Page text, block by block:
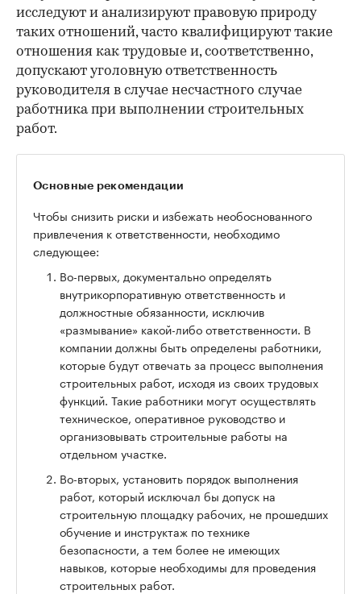
исследуют и анализируют правовую природу
таких отношений, часто квалифицируют такие
отношения как трудовые и, соответственно,
допускают уголовную ответственность
руководителя в случае несчастного случае
работника при выполнении строительных
работ.
Основные рекомендации
Чтобы снизить риски и избежать необоснованного
привлечения к ответственности, необходимо
следующее:
Во-первых, документально определять
внутрикорпоративную ответственность и
должностные обязанности, исключив
«размывание» какой-либо ответственности. В
компании должны быть определены работники,
которые будут отвечать за процесс выполнения
строительных работ, исходя из своих трудовых
функций. Такие работники могут осуществлять
техническое, оперативное руководство и
организовывать строительные работы на
отдельном участке.
Во-вторых, установить порядок выполнения
работ, который исключал бы допуск на
строительную площадку рабочих, не прошедших
обучение и инструктаж по технике
безопасности, а тем более не имеющих
навыков, которые необходимы для проведения
строительных работ.